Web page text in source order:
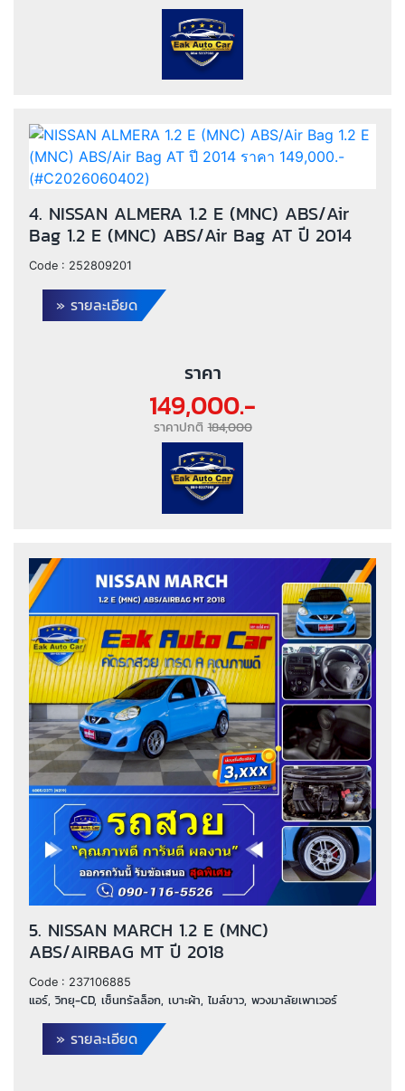
4. NISSAN ALMERA 1.2 E (MNC) ABS/Air
Bag 1.2 E (MNC) ABS/Air Bag AT ปี 2014
Code : 252809201
» รายละเอียด
ราคา
149,000.-
ราคาปกติ184,000
5. NISSAN MARCH 1.2 E (MNC)
ABS/AIRBAG MT ปี 2018
Code : 237106885
แอร์, วิทยุ-CD, เซ็นทรัลล็อก, เบาะผ้า, ไมล์ขาว, พวงมาลัยเพาเวอร์
» รายละเอียด